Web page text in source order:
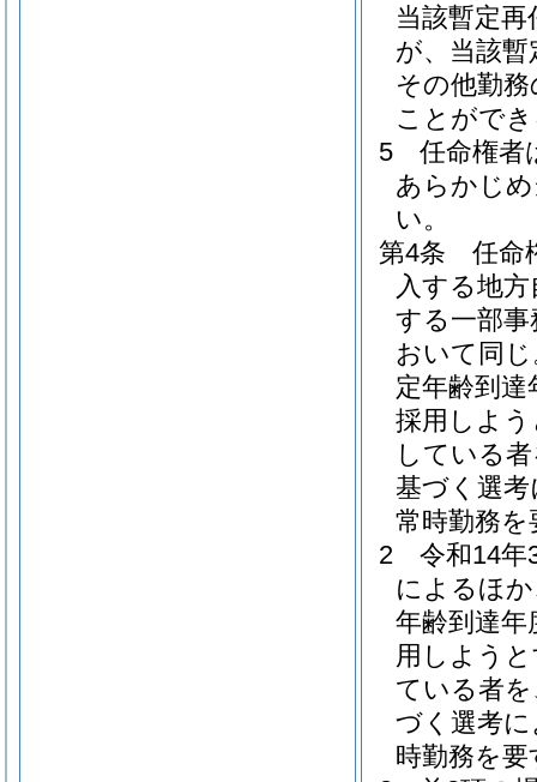
当該暫定
が、当該
その他勤
ことがで
5
任命権者
あらかじ
い。
第4条
任命
入する地
する一部
おいて同じ
定年齢到
採用しよ
している
基づく選
常時勤務
2
令和14年
によるほ
年齢到達
用しよう
ている者
づく選考
時勤務を